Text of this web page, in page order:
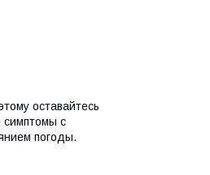
оставайтесь
симптомы с
погоды.